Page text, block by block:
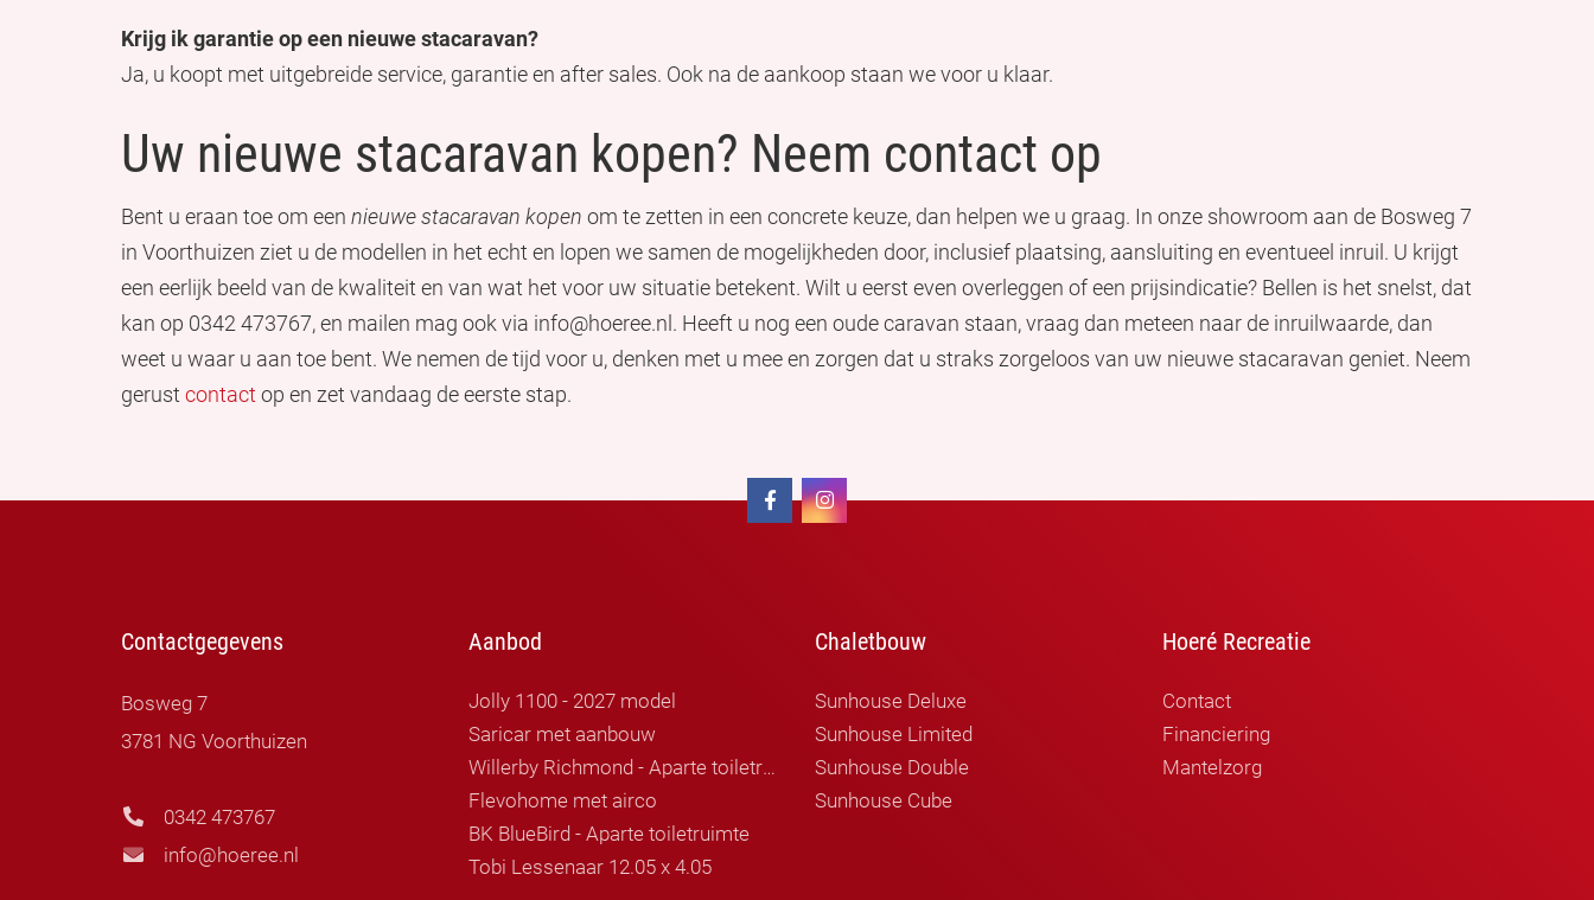
Krijg ik garantie op een nieuwe stacaravan?
Ja, u koopt met uitgebreide service, garantie en after sales. Ook na de aankoop staan we voor u klaar.
Uw nieuwe stacaravan kopen? Neem contact op
Bent u eraan toe om een nieuwe stacaravan kopen om te zetten in een concrete keuze, dan helpen we u graag. In onze showroom aan de Bosweg 7
in Voorthuizen ziet u de modellen in het echt en lopen we samen de mogelijkheden door, inclusief plaatsing, aansluiting en eventueel inruil. U krijgt
een eerlijk beeld van de kwaliteit en van wat het voor uw situatie betekent. Wilt u eerst even overleggen of een prijsindicatie? Bellen is het snelst, dat
kan op 0342 473767, en mailen mag ook via info@hoeree.nl. Heeft u nog een oude caravan staan, vraag dan meteen naar de inruilwaarde, dan
weet u waar u aan toe bent. We nemen de tijd voor u, denken met u mee en zorgen dat u straks zorgeloos van uw nieuwe stacaravan geniet. Neem
gerust contact op en zet vandaag de eerste stap.
Contactgegevens
Bosweg 7
3781 NG Voorthuizen
0342 473767
info@hoeree.nl
Aanbod
Jolly 1100 - 2027 model
Saricar met aanbouw
Willerby Richmond - Aparte toiletruimte
Flevohome met airco
BK BlueBird - Aparte toiletruimte
Tobi Lessenaar 12.05 x 4.05
Chaletbouw
Sunhouse Deluxe
Sunhouse Limited
Sunhouse Double
Sunhouse Cube
Hoeré Recreatie
Contact
Financiering
Mantelzorg